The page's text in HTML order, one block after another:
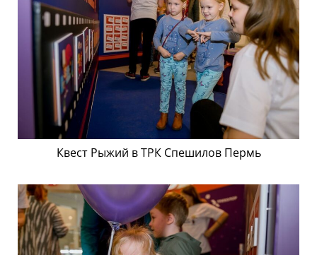
Квест Рыжий в ТРК Спешилов Пермь